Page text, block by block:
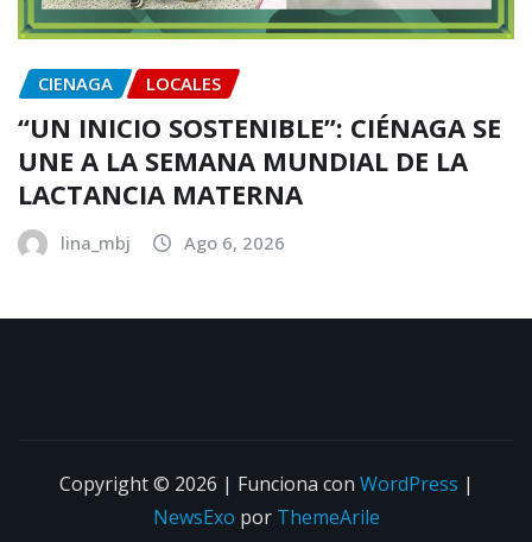
CIENAGA LOCALES
“UN INICIO SOSTENIBLE”: CIÉNAGA SE
UNE A LA SEMANA MUNDIAL DE LA
LACTANCIA MATERNA
lina_mbj Ago 6, 2026
Copyright © 2026 | Funciona con WordPress |
NewsExo por ThemeArile